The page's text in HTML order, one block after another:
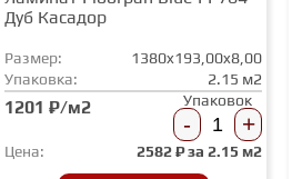
Дуб Касадор
Размер:
1380x193,00x8,00
Упаковка:
2.15 м2
1201 ₽/м2 Упаковок
- +
Цена: 2582₽ за 2.15 м2